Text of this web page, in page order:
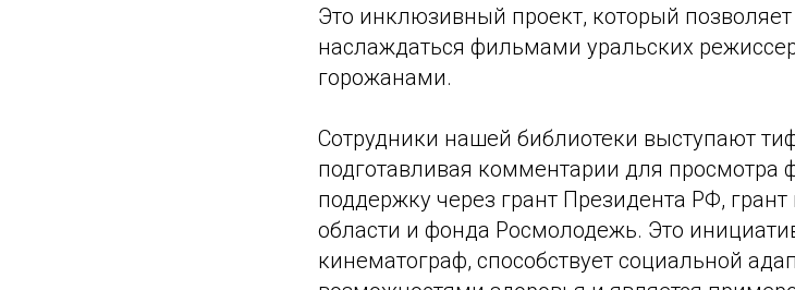
Это инклюзивный проект, который
наслаждаться фильмами уральских
горожанами.
Сотрудники нашей библиотеки выступают
подготавливая комментарии для просмотра
поддержку через грант Президента РФ,
области и фонда Росмолодежь. Это
кинематограф, способствует социальной